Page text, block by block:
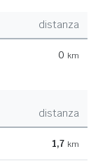
distanza
0 km
distanza
1,7 km